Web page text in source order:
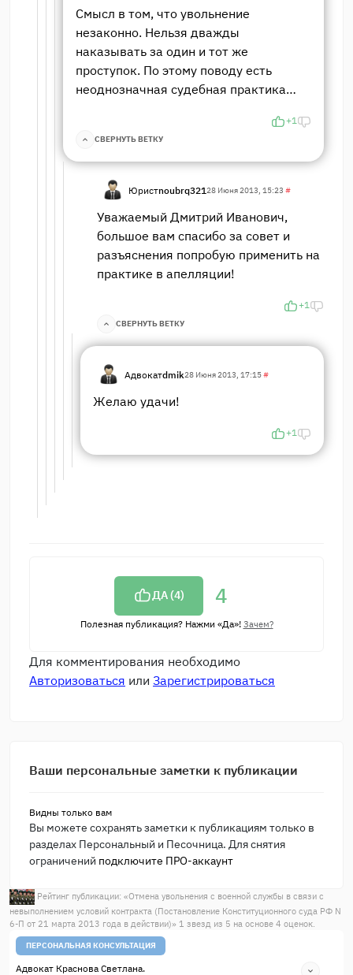
Смысл в том, что увольнение
незаконно. Нельзя дважды
наказывать за один и тот же
проступок. По этому поводу есть
неоднозначная судебная практика…
+1
СВЕРНУТЬ ВЕТКУ
Юристnoubrq32128 Июня 2013, 15:23 #
Уважаемый Дмитрий Иванович,
большое вам спасибо за совет и
разъяснения попробую применить на
практике в апелляции!
+1
СВЕРНУТЬ ВЕТКУ
Адвокатdmik28 Июня 2013, 17:15#
Желаю удачи!
+1
ДА (4) 4
Полезная публикация? Нажми «Да»! Зачем?
Для комментирования необходимо
Авторизоваться или Зарегистрироваться
Ваши персональные заметки к публикации
Видны только вам
Вы можете сохранять заметки к публикациям только в
разделах Персональный и Песочница. Для снятия
ограничений подключите ПРО-аккаунт
Рейтинг публикации: «Отмена увольнения с военной службы в связи с
невыполнением условий контракта (Постановление Конституционного суда РФ N
6-П от 21 марта 2013 года в действии)» 1 звезд из 5 на основе 4 оценок.
ПЕРСОНАЛЬНАЯ КОНСУЛЬТАЦИЯ
Адвокат Краснова Светлана.